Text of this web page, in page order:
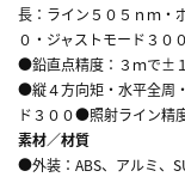
長：ライン５０５ｎｍ・
０・ジャストモード３
●鉛直点精度：３ｍで±
●縦４方向矩・水平全周
ド３００●照射ライン
素材／材質
●外装：ABS、アルミ、